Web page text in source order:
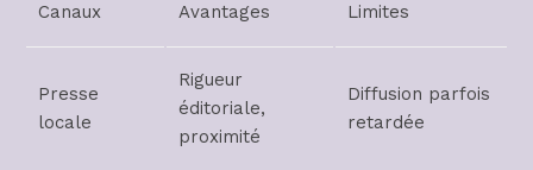
Canaux Avantages Limites
Presse
locale
Rigueur
éditoriale,
proximité
Diffusion parfois
retardée